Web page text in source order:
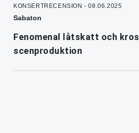
KONSERTRECENSION - 08.06.2025
Sabaton
Fenomenal låtskatt och
scenproduktion